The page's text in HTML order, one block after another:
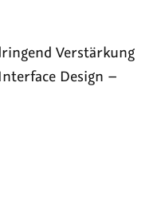
Verstärkung
Design –